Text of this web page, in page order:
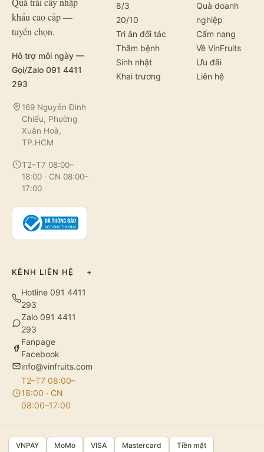
khẩu cao cấp —
tuyển chọn.
Hỗ trợ mỗi ngày —
Gọi/Zalo 091 4411
293
169 Nguyễn Đình
Chiểu, Phường
Xuân Hoà,
TP.HCM
T2–T7 08:00–
18:00 · CN 08:00–
17:00
8/3
20/10
Tri ân đối tác
Thăm bệnh
Sinh nhật
Khai trương
Quà doanh
nghiệp
Cẩm nang
Về VinFruits
Ưu đãi
Liên hệ
KÊNH LIÊN HỆ +
Hotline 091 4411
293
Zalo 091 4411
293
Fanpage
Facebook
info@vinfruits.com
T2–T7 08:00–
18:00 · CN
08:00–17:00
VNPAY MoMo VISA Mastercard Tiền mặt